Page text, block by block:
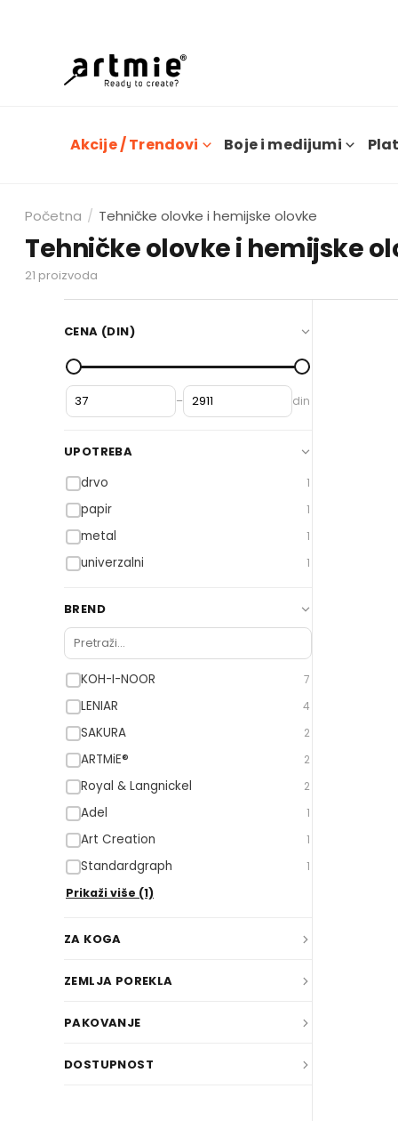
Akcije / Trendovi Boje i medijumi
Početna / Tehničke olovke i hemijske olovke
Tehničke olovke i hemijske
21 proizvoda